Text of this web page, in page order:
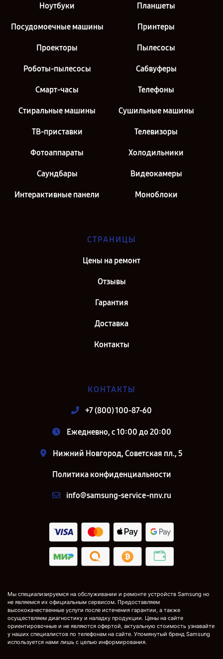
Ноутбуки Планшеты
Посудомоечные машины Принтеры
Проекторы Пылесосы
Роботы-пылесосы Сабвуферы
Смарт-часы Телефоны
Стиральные машины Сушильные машины
ТВ-приставки Телевизоры
Фотоаппараты Холодильники
Саундбары Видеокамеры
Интерактивные панели Моноблоки
СТРАНИЦЫ
Цены на ремонт
Отзывы
Гарантия
Доставка
Контакты
КОНТАКТЫ
+7 (800) 100-87-60
Ежедневно, с 10:00 до 20:00
Нижний Новгород, Советская пл., 5
Политика конфиденциальности
info@samsung-service-nnv.ru
Мы специализируемся на обслуживании и ремонте устройств Samsung но
не являемся их официальным сервисом. Предоставляем
высококачественные услуги после истечения гарантии, а также
осуществляем диагностику и наладку продукции. Цены на сайте
ориентировочные и не являются офертой, актуальную стоимость узнавайте
у наших специалистов по телефонам на сайте. Упомянутый бренд Samsung
используется нами лишь с целью информирования.